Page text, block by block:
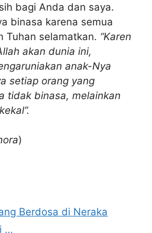
bagi Anda dan saya.
binasa karena semua
Tuhan selamatkan. “Karen
akan dunia ini,
anak-Nya
setiap orang yang
tidak binasa, melainkan
)
Berdosa di Neraka
…